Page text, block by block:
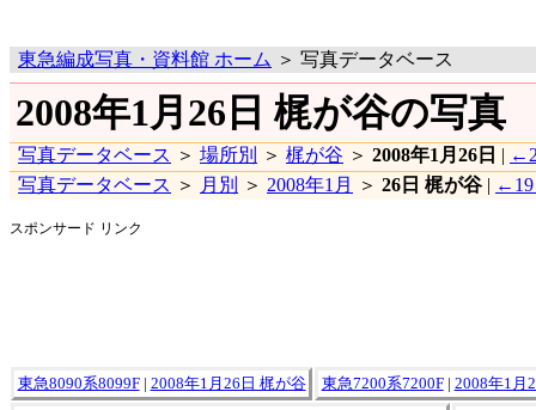
東急編成写真・資料館 ホーム ＞ 写真データベース
2008年1月26日 梶が谷の写真
写真データベース ＞ 場所別 ＞ 梶が谷 ＞ 2008年1月26日 |
写真データベース ＞ 月別 ＞ 2008年1月 ＞ 26日 梶が谷 | ←19
スポンサード リンク
東急8090系8099F| 2008年1月26日 梶が谷 東急7200系7200F| 2008年1月